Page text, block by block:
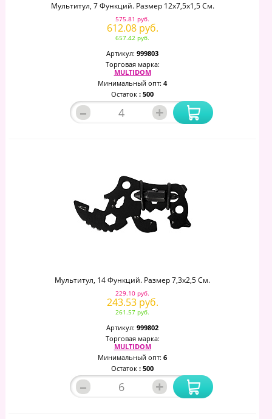
Мультитул, 7 Функций. Размер 12х7,5х1,5 См.
575.81 руб.
612.08 руб.
657.42 руб.
Артикул: 999803
Торговая марка:
MULTIDOM
Минимальный опт: 4
Остаток : 500
– +
Мультитул, 14 Функций. Размер 7,3х2,5 См.
229.10 руб.
243.53 руб.
261.57 руб.
Артикул: 999802
Торговая марка:
MULTIDOM
Минимальный опт: 6
Остаток : 500
– +